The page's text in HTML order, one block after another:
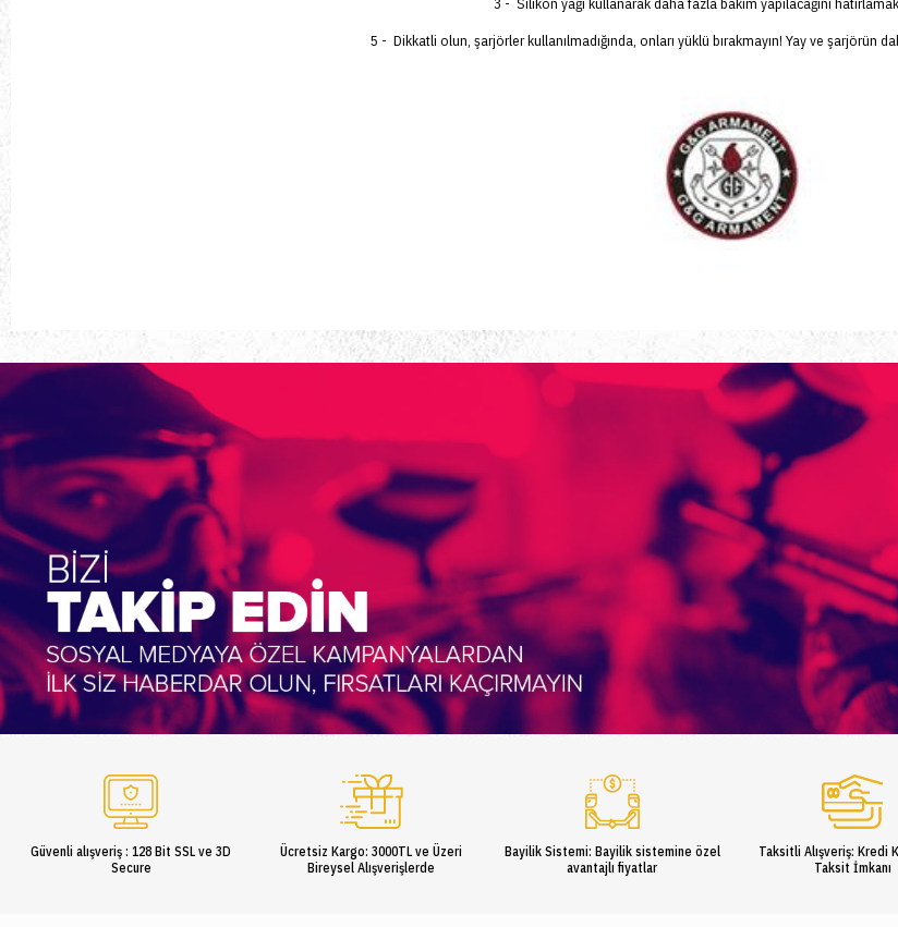
5 - Dikkatli olun, şarjörlerkullanılmadığında, onları yüklü bırakmayın! Yay ve şarjörün
Güvenli alışveriş : 128 Bit SSL ve 3D
Secure
Ücretsiz Kargo: 3000TL ve Üzeri
Bireysel Alışverişlerde
Bayilik Sistemi: Bayilik sistemine özel
avantajlı fiyatlar
Taksitli Alışveriş: Kredi
Taksit İmkanı